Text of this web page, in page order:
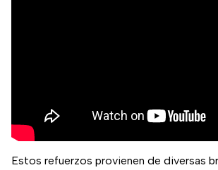
Estos refuerzos provienen de diversas